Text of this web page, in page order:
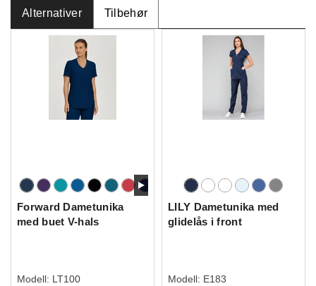
Alternativer Tilbehør
Forward Dametunika
med buet V-hals
Modell: LT100
LILY Dametunika med
glidelås i front
Modell: E183